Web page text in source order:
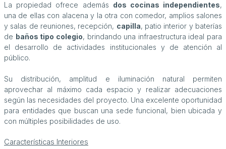
La propiedad ofrece además dos cocinas independientes,
una de ellas con alacena y la otra con comedor, amplios salones
y salas de reuniones, recepción, capilla, patio interior y baterías
de baños tipo colegio, brindando una infraestructura ideal para
el desarrollo de actividades institucionales y de atención al
público.
Su distribución, amplitud e iluminación natural permiten
aprovechar al máximo cada espacio y realizar adecuaciones
según las necesidades del proyecto. Una excelente oportunidad
para entidades que buscan una sede funcional, bien ubicada y
con múltiples posibilidades de uso.
Características Interiores